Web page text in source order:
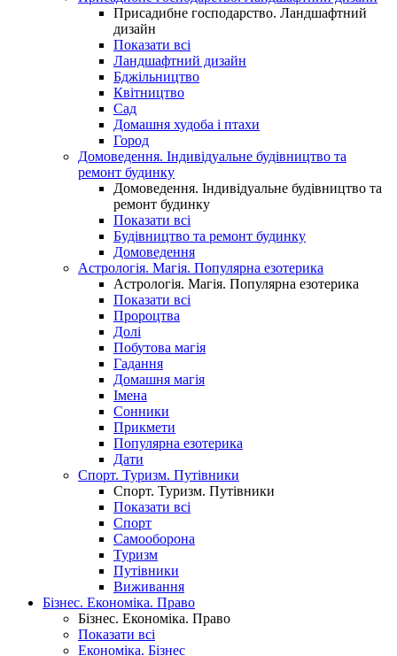
Присадибне господарство. Ландшафтний
дизайн
Показати всі
Ландшафтний дизайн
Бджільництво
Квітництво
Сад
Домашня худоба і птахи
Город
Домоведення. Індивідуальне будівництво та
ремонт будинку
Домоведення. Індивідуальне будівництво та
ремонт будинку
Показати всі
Будівництво та ремонт будинку
Домоведення
Астрологія. Магія. Популярна езотерика
Астрологія. Магія. Популярна езотерика
Показати всі
Пророцтва
Долі
Побутова магія
Гадання
Домашня магія
Імена
Сонники
Прикмети
Популярна езотерика
Дати
Спорт. Туризм. Путівники
Спорт. Туризм. Путівники
Показати всі
Спорт
Самооборона
Туризм
Путівники
Виживання
Бізнес. Економіка. Право
Бізнес. Економіка. Право
Показати всі
Економіка. Бізнес